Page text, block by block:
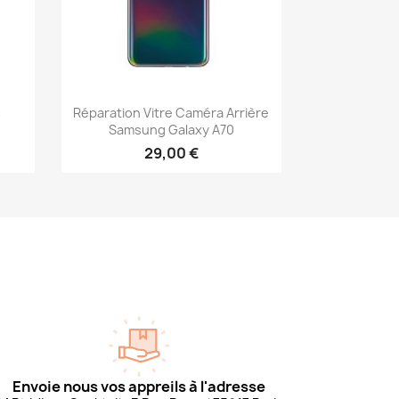
Aperçu rapide
Réparation Vitre Caméra Arrière
Samsung Galaxy A70
29,00 €
Envoie nous vos appreils à l'adresse